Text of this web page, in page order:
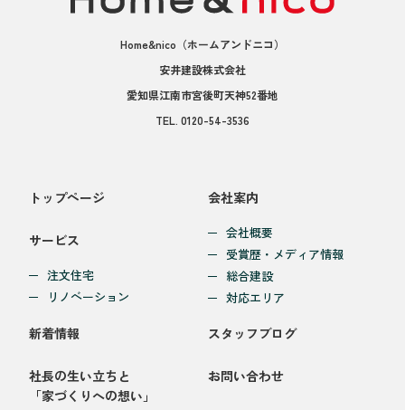
Home&nico （ホームアンドニコ）
安井建設株式会社
愛知県江南市宮後町天神52番地
TEL. 0120-54-3536
トップページ
サービス
注文住宅
リノベーション
会社案内
会社概要
受賞歴・メディア情報
総合建設
対応エリア
新着情報
社長の生い立ちと
「家づくりへの想い」
スタッフブログ
お問い合わせ